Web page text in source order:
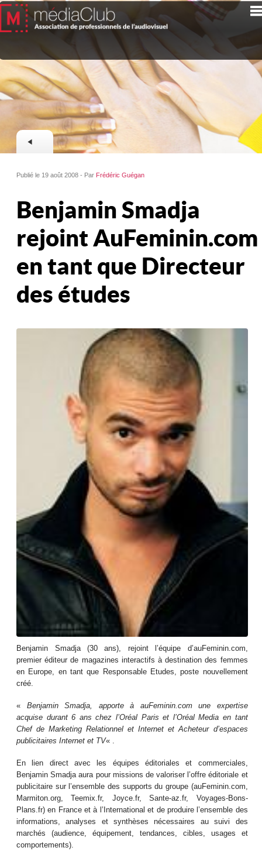
Publié le 19 août 2008 - Par Frédéric Guégan
Benjamin Smadja
rejoint AuFeminin.com
en tant que Directeur
des études
Benjamin Smadja (30 ans), rejoint l’équipe d’auFeminin.com,
premier éditeur de magazines interactifs à destination des femmes
en Europe, en tant que Responsable Etudes, poste nouvellement
créé.
« Benjamin Smadja, apporte à auFeminin.com une expertise
acquise durant 6 ans chez l’Oréal Paris et l’Oréal Media en tant
Chef de Marketing Relationnel et Internet et Acheteur d’espaces
publicitaires Internet et TV« .
En lien direct avec les équipes éditoriales et commerciales,
Benjamin Smadja aura pour missions de valoriser l’offre éditoriale et
publicitaire sur l’ensemble des supports du groupe (auFeminin.com,
Marmiton.org, Teemix.fr, Joyce.fr, Sante-az.fr, Voyages-Bons-
Plans.fr) en France et à l’International et de produire l’ensemble des
informations, analyses et synthèses nécessaires au suivi des
marchés (audience, équipement, tendances, cibles, usages et
comportements).